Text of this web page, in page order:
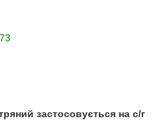
застосовується на с/г